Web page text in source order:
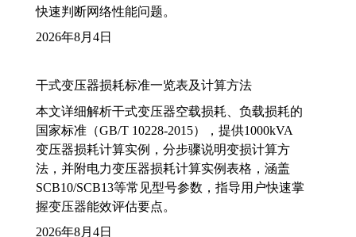
快速判断网络性能问题。
2026年8月4日
干式变压器损耗标准一览表及计算方法
本文详细解析干式变压器空载损耗、负载损耗的
国家标准（GB/T 10228-2015），提供1000kVA
变压器损耗计算实例，分步骤说明变损计算方
法，并附电力变压器损耗计算实例表格，涵盖
SCB10/SCB13等常见型号参数，指导用户快速掌
握变压器能效评估要点。
2026年8月4日